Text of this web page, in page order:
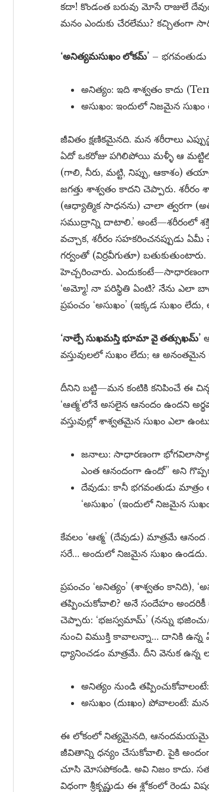
కదా! కొండంత బరువు మోసే రాజులే
మనం ఎందుకు చేరలేము? కచ్చితంగా
‘అనిత్యమసుఖం లోకమ్’ –
అనిత్యం: ఇది శాశ్వతం కాదు
అసుఖం: ఇందులో నిజమైన సుఖం
జీవితం క్షణికమైనది. మన శరీరాలు
ఏదో ఒకరోజు పగిలిపోయి మళ్ళీ ఆ
(గాలి, నీరు, మట్టి, నిప్పు, ఆకాశం)
జగత్తు శాశ్వతం కాదని చెప్పారు.
(ఆధ్యాత్మిక సాధనను) చాలా త్వరగా
సముద్రాన్ని దాటాలి.’ అంటే—శరీరంలో
వచ్చాక, శరీరం సహకరించనప్పుడు
గర్వంతో (విర్రవీగుతూ)
హెచ్చరించారు.
‘అమ్మో! నా పరిస్థితి ఏంటి? నేను ఎలా
ప్రపంచం ‘అసుఖం’ (ఇక్కడ సుఖం
‘నాల్పే సుఖమస్తి భూమా వై తత్సుఖమ్’
వస్తువులలో సుఖం లేదు; ఆ
దీనిని బట్టి—మన కంటికి కనిపించే ఈ
‘ఆత్మ’లోనే అసలైన ఆనందం ఉందని
వస్తువుల్లో శాశ్వతమైన సుఖం ఎలా
జనాలు: సాధారణంగా
ఎంత ఆనందంగా ఉందో” అని
దేవుడు: కానీ భగవంతుడు
‘అసుఖం’ (ఇందులో నిజమైన
కేవలం ‘ఆత్మ’ (దేవుడు) మాత్రమే
సరే… అందులో నిజమైన సుఖం ఉండదు.
ప్రపంచం ‘అనిత్యం’ (శాశ్వతం కానిది),
తప్పించుకోవాలి? అనే సందేహం
చెప్పారు: ‘భజస్వమామ్’ (నన్ను
నుంచి విముక్తి కావాలన్నా… దానికి ఉన్న
ధ్యానించడం మాత్రమే. దీని వెనుక ఉన్న
అనిత్యం నుండి
అసుఖం (దుఃఖం) పోవాలంటే:
ఈ లోకంలో నిత్యమైనది,
జీవితాన్ని ధన్యం చేసుకోవాలి. పైకి
చూసి మోసపోకండి. అవి నిజం కాదు.
విధంగా శ్రీకృష్ణుడు ఈ శ్లోకంలో రెండు